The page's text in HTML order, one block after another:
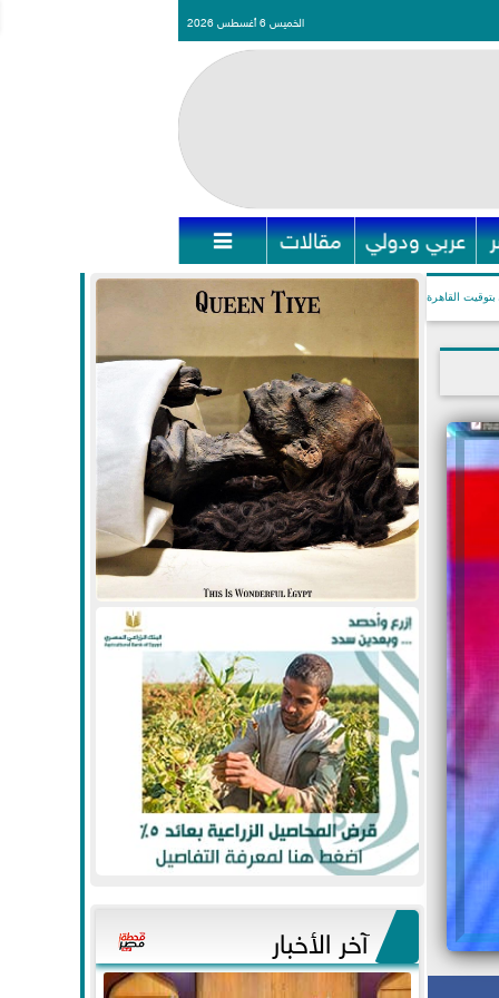
الخميس 6 أغسطس 2026
عربي ودولي مقالات 
بتوقيت القاهرة
آخر الأخبار